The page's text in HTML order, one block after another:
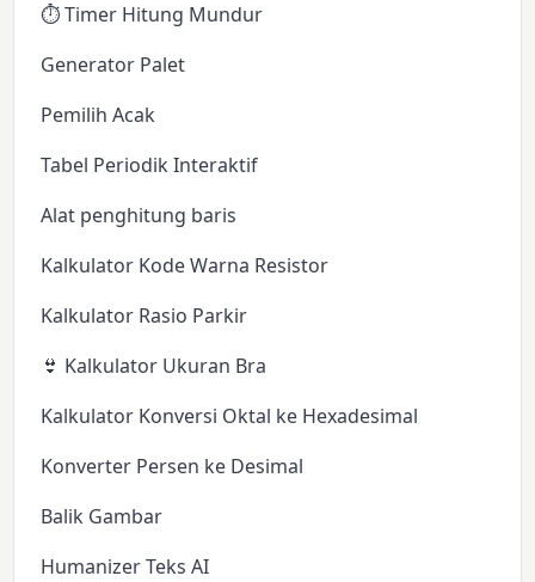
⏱️ Timer Hitung Mundur
Generator Palet
Pemilih Acak
Tabel Periodik Interaktif
Alat penghitung baris
Kalkulator Kode Warna Resistor
Kalkulator Rasio Parkir
👙 Kalkulator Ukuran Bra
Kalkulator Konversi Oktal ke Hexadesimal
Konverter Persen ke Desimal
Balik Gambar
Humanizer Teks AI